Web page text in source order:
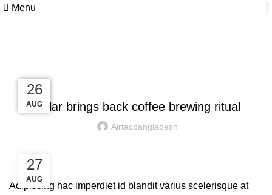
Menu
Collar brings back coffee brewing ritual
Airtacbangladesh
27
AUG
Adipiscing hac imperdiet id blandit varius scelerisque at
27
AUG
27
AUG
26
AUG
26
AUG